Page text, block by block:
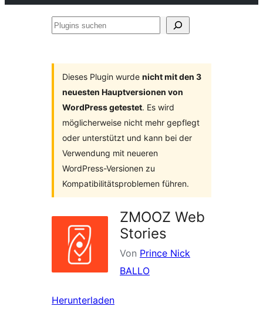
Plugins
Dieses Plugin wurde nicht mit den 3
neuesten Hauptversionen von
WordPress getestet. Es wird
möglicherweise nicht mehr gepflegt
oder unterstützt und kann bei der
Verwendung mit neueren
WordPress-Versionen zu
Kompatibilitätsproblemen führen.
ZMOOZ Web
Stories
Von Prince Nick
BALLO
Herunterladen